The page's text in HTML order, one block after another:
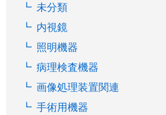
未分類
内視鏡
照明機器
病理検査機器
画像処理装置関連
手術用機器